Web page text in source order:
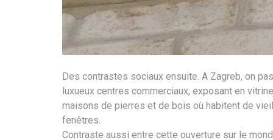
Des contrastes sociaux ensuite. A Zagreb, on
luxueux centres commerciaux, exposant en
maisons de pierres et de bois où habitent de
fenêtres.
Contraste aussi entre cette ouverture sur le